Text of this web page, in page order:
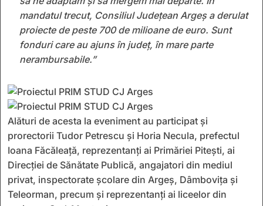
mandatul trecut, Consiliul Județean Argeș a derulat
proiecte de peste 700 de milioane de euro. Sunt
fonduri care au ajuns în județ, în mare parte
nerambursabile.”
Alături de acesta la eveniment au participat și
prorectorii Tudor Petrescu și Horia Necula, prefectul
Ioana Făcăleață, reprezentanți ai Primăriei Pitești, ai
Direcției de Sănătate Publică, angajatori din mediul
privat, inspectorate școlare din Argeș, Dâmbovița și
Teleorman, precum și reprezentanți ai liceelor din